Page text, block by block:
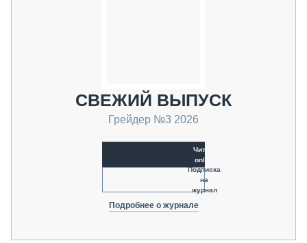
СВЕЖИЙ ВЫПУСК
Грейдер №3 2026
Читать
online
Подписка
на
журнал
Подробнее о журнале